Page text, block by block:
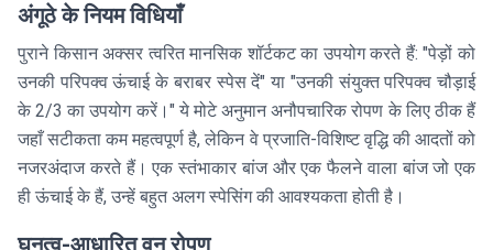
अंगूठे के नियम विधियाँ
पुराने किसान अक्सर त्वरित मानसिक शॉर्टकट का उपयोग करते हैं: "पेड़ों को
उनकी परिपक्व ऊंचाई के बराबर स्पेस दें" या "उनकी संयुक्त परिपक्व चौड़ाई
के 2/3 का उपयोग करें।" ये मोटे अनुमान अनौपचारिक रोपण के लिए ठीक हैं
जहाँ सटीकता कम महत्वपूर्ण है, लेकिन वे प्रजाति-विशिष्ट वृद्धि की आदतों को
नजरअंदाज करते हैं। एक स्तंभाकार बांज और एक फैलने वाला बांज जो एक
ही ऊंचाई के हैं, उन्हें बहुत अलग स्पेसिंग की आवश्यकता होती है।
घनत्व-आधारित वन रोपण